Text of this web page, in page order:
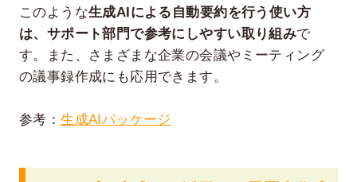
このような生成AIによる自動要約を行う使い方
は、サポート部門で参考にしやすい取り組みで
す。また、さまざまな企業の会議やミーティング
の議事録作成にも応用できます。
参考：生成AIパッケージ